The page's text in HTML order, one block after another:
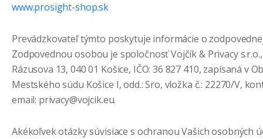
www.prosight-shop.sk
Prevádzkovateľ týmto poskytuje informácie o
Zodpovednou osobou je spoločnosť Vojčík & Privacy
Rázusova 13, 040 01 Košice, IČO: 36 827 410, zapísaná v
Mestského súdu Košice I, odd.: Sro, vložka č.: 22270/V,
email: privacy@vojcik.eu.
Akékoľvek otázky súvisiace s ochranou Vašich osobných